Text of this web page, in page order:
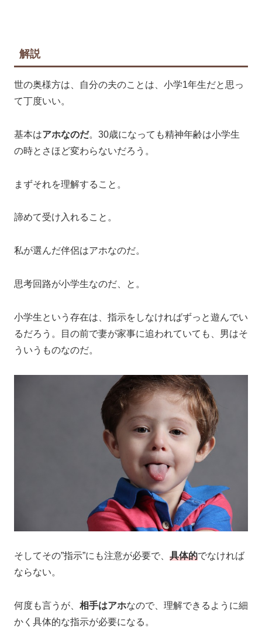
解説
世の奥様方は、自分の夫のことは、小学1年生だと思っ
て丁度いい。
基本はアホなのだ。30歳になっても精神年齢は小学生
の時とさほど変わらないだろう。
まずそれを理解すること。
諦めて受け入れること。
私が選んだ伴侶はアホなのだ。
思考回路が小学生なのだ、と。
小学生という存在は、指示をしなければずっと遊んでい
るだろう。目の前で妻が家事に追われていても、男はそ
ういうものなのだ。
そしてその”指示”にも注意が必要で、 具体的でなければ
ならない。
何度も言うが、 相手はアホなので、理解できるように細
かく具体的な指示が必要になる。